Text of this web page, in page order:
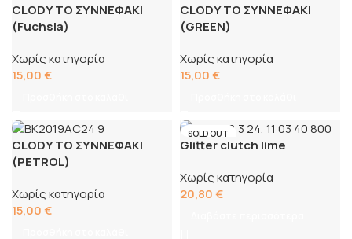
CLODY ΤΟ ΣΥΝΝΕΦΑΚΙ
(Fuchsia)
Χωρίς κατηγορία
15,00€
CLODY ΤΟ ΣΥΝΝΕΦΑΚΙ
(GREEN)
Χωρίς κατηγορία
15,00€
CLODY ΤΟ ΣΥΝΝΕΦΑΚΙ
(PETROL)
Χωρίς κατηγορία
15,00€
SOLD OUT
Glitter clutch lime
Χωρίς κατηγορία
20,80€